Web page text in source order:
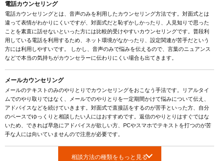
電話カウンセリング
電話カウンセリングとは、音声のみを利用したカウンセリング方法です。対面式とは
違って表情がわかりにくいですが、対面式だと恥ずかしかったり、人見知りで思った
ことを素直に話せないといった方には比較的受けやすいカウンセリングです。普段利
用している電話を利用するため、ネット環境がなかったり、設定関連が苦手だという
方には利用しやすいです。 しかし、音声のみで悩みを伝えるので、言葉のニュアンス
などで本当の気持ちがカウンセラーに伝わりにくい場合も出てきます。
メールカウンセリング
メールのテキストのみのやりとりでカウンセリングをおこなう手法です。リアルタイ
ムでのやり取りではなく、メールでのやりとりを一定期間かけて悩みについて伝え、
アドバイスなどを続けていきます。対面式で直接話をするのが苦手といった方、自分
のペースでゆっくりと相談したい人にはおすすめです。返信のやりとりはすぐではな
いため、できれば早急にアドバイスが欲しい方、PCやスマホでテキストを打つのが苦
手な人には向いていませんので注意が必要です。
相談方法の種類をもっと見る